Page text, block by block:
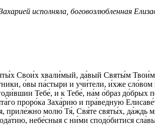
исполняла, боговозлюбленная
Свои́х хвали́мый, да́вый Святы́м
о́вы па́стыри и учи́тели, и́хже
Тебе́, и к Тебе́, на́м о́браз до́брых
проро́ка Заха́рию и пра́ведную
приле́жно молю́ Тя́, Свя́те святы́х, да́ждь
небе́сныя с ни́ми сподо́битися